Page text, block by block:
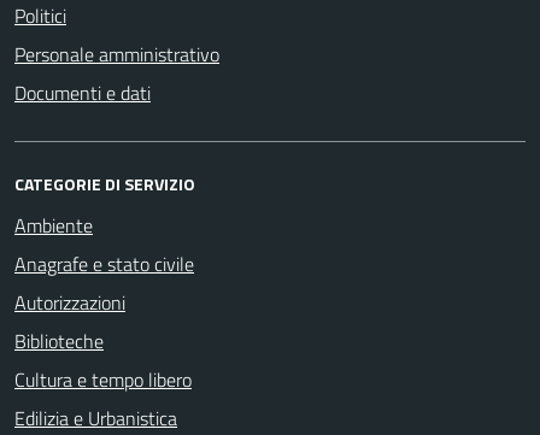
Politici
Personale amministrativo
Documenti e dati
CATEGORIE DI SERVIZIO
Ambiente
Anagrafe e stato civile
Autorizzazioni
Biblioteche
Cultura e tempo libero
Edilizia e Urbanistica